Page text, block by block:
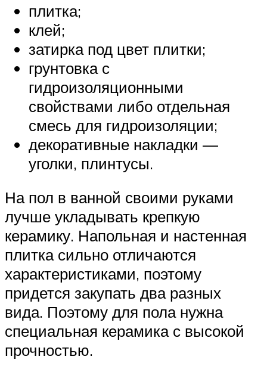
плитка;
клей;
затирка под цвет плитки;
грунтовка с
гидроизоляционными
свойствами либо отдельная
смесь для гидроизоляции;
декоративные накладки —
уголки, плинтусы.
На пол в ванной своими руками
лучше укладывать крепкую
керамику. Напольная и настенная
плитка сильно отличаются
характеристиками, поэтому
придется закупать два разных
вида. Поэтому для пола нужна
специальная керамика с высокой
прочностью.